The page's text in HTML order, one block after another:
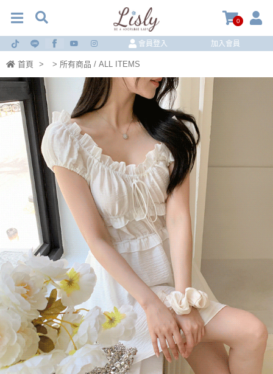
0
會員登入 加入會員
首頁 > > 所有商品 / ALL ITEMS